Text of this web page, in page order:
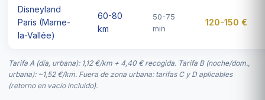
Disneyland
Paris (Marne-
la-Vallée)
60-80
km
50-75
min
120-150 €
Tarifa A (día, urbana): 1,12 €/km + 4,40 € recogida. Tarifa B (noche/dom.,
urbana): ~1,52 €/km. Fuera de zona urbana: tarifas C y D aplicables
(retorno en vacío incluido).